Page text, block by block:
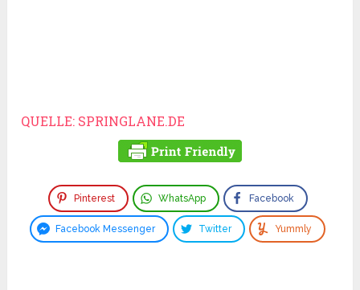
QUELLE: SPRINGLANE.DE
Pinterest WhatsApp Facebook
Facebook Messenger Twitter Yummly